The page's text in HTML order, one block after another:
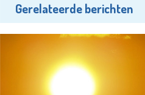
Gerelateerde berichten